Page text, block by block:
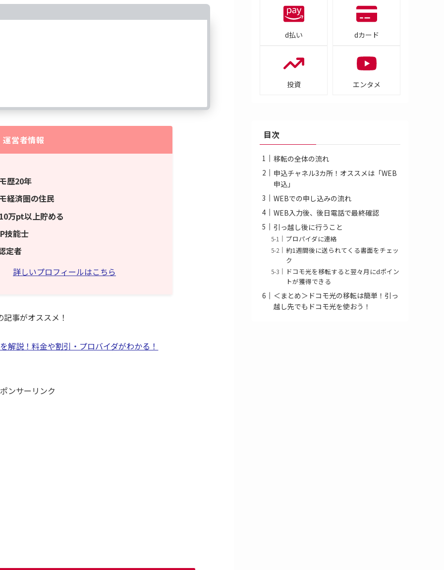
運営者情報
歴20年
経済圏の住民
万pt以上貯める
技能士
定者
詳しいプロフィールはこちら
事がオススメ！
解説！料金や割引・プロバイダがわかる！
ンサーリンク
d払い dカード
投資 エンタメ
目次
移転の全体の流れ
申込チャネル3カ所！オススメは「WEB
申込」
WEBでの申し込みの流れ
WEB入力後、後日電話で最終確認
引っ越し後に行うこと
プロパイダに連絡
約1週間後に送られてくる書面をチェッ
ク
ドコモ光を移転すると翌々月にdポイン
トが獲得できる
＜まとめ＞ドコモ光の移転は簡単！引っ
越し先でもドコモ光を使おう！